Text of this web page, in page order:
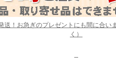
送！お急ぎのプレゼントにも間に合い
く）